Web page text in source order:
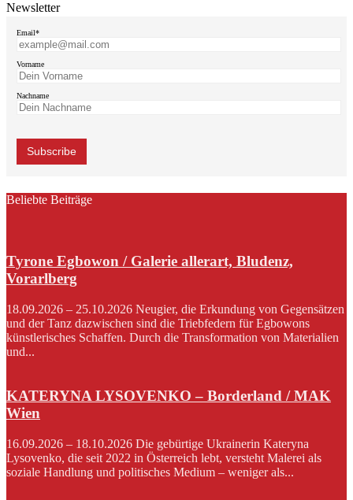
Newsletter
Email*
Vorname
Nachname
Beliebte Beiträge
Tyrone Egbowon / Galerie allerart, Bludenz,
Vorarlberg
18.09.2026 – 25.10.2026 Neugier, die Erkundung von Gegensätzen
und der Tanz dazwischen sind die Triebfedern für Egbowons
künstlerisches Schaffen. Durch die Transformation von Materialien
und...
KATERYNA LYSOVENKO – Borderland / MAK
Wien
16.09.2026 – 18.10.2026 Die gebürtige Ukrainerin Kateryna
Lysovenko, die seit 2022 in Österreich lebt, versteht Malerei als
soziale Handlung und politisches Medium – weniger als...